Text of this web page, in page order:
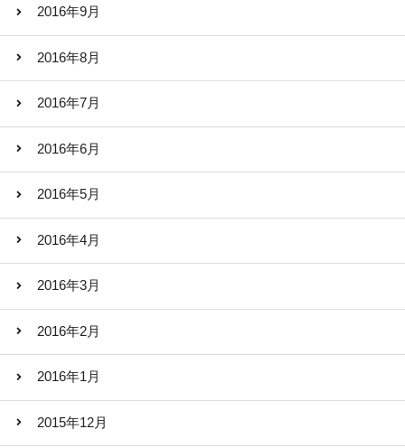
2016年9月
2016年8月
2016年7月
2016年6月
2016年5月
2016年4月
2016年3月
2016年2月
2016年1月
2015年12月